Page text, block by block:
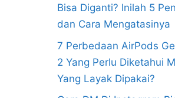
Bisa Diganti? Inilah 5
dan Cara Mengatasinya
7 Perbedaan AirPods
2 Yang Perlu Diketahui
Yang Layak Dipakai?